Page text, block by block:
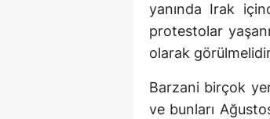
yanında Irak
protestolar
olarak
Barzani birçok
ve bunları